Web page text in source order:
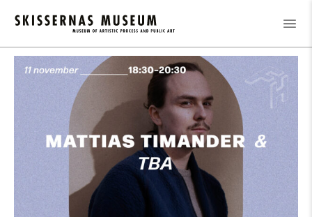
Kalender / Folkets hörna med Mattias Timander